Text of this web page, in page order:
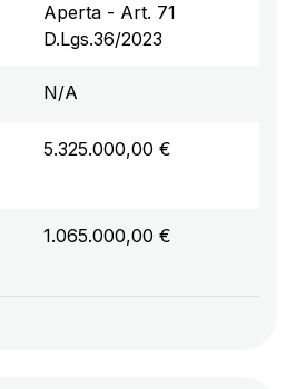
p.A.
2028
S.p.A.
Aperta - Art. 71
D.Lgs.36/2023
N/A
5.325.000,00 €
1.065.000,00 €